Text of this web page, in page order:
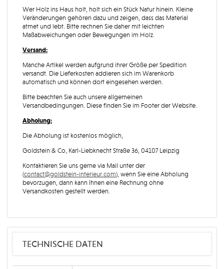
Wer Holz ins Haus holt, holt sich ein Stück Natur hinein. Kleine
Veränderungen gehören dazu und zeigen, dass das Material
atmet und lebt. Bitte rechnen Sie daher mit leichten
Maßabweichungen oder Bewegungen im Holz.
Versand:
Manche Artikel werden aufgrund ihrer Größe per Spedition
versandt. Die Lieferkosten addieren sich im Warenkorb
automatisch und können dort eingesehen werden.
Bitte beachten Sie auch unsere allgemeinen
Versandbedingungen. Diese finden Sie im Footer der Website.
Abholung:
Die Abholung ist kostenlos möglich,
Goldstein & Co, Karl-Liebknecht Straße 36, 04107 Leipzig
Kontaktieren Sie uns gerne via Mail unter der
(contact@goldstein-interieur.com), wenn Sie eine Abholung
bevorzugen, dann kann Ihnen eine Rechnung ohne
Versandkosten gestellt werden.
TECHNISCHE DATEN